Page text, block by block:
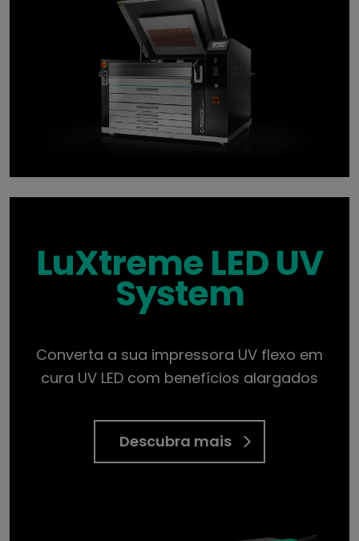
LuXtreme LED UV
System
Converta a sua impressora UV flexo em
cura UV LED com benefícios alargados
Descubra mais